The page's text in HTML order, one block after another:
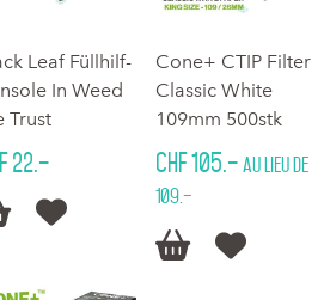
Leaf Füllhilf-
In Weed
Trust
22.–

Cone+ CTIP Filter
Classic White
109mm 500stk
CHF 105.– au lieu de
109.–
 